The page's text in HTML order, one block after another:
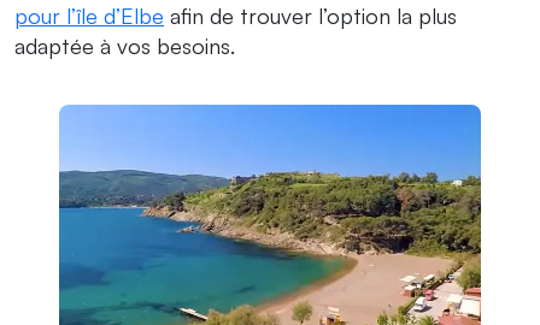
pour l’île d’Elbe afin de trouver l’option la plus
adaptée à vos besoins.